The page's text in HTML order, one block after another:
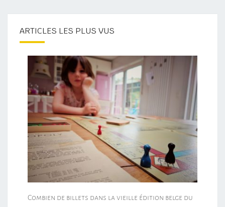
ARTICLES LES PLUS VUS
Combien de billets dans la vieille édition belge du